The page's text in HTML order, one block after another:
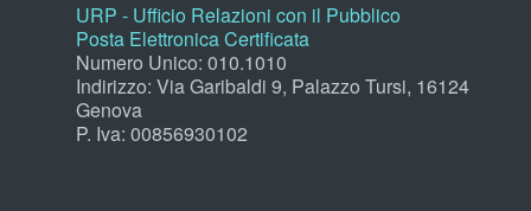
URP - Ufficio Relazioni con il Pubblico
Posta Elettronica Certificata
Numero Unico: 010.1010
Indirizzo: Via Garibaldi 9, Palazzo Tursi, 16124
Genova
P. Iva: 00856930102